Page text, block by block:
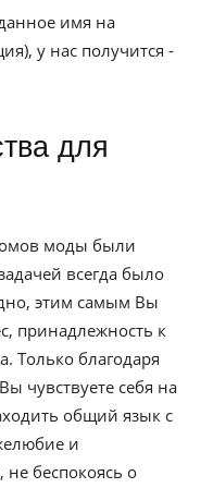
имя на
у нас получится -
моды были
всегда было
этим самым Вы
принадлежность к
Только благодаря
чувствуете себя на
общий язык с
и
не беспокоясь о